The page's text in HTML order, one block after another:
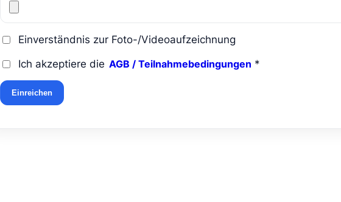
Einverständnis zur Foto-/Videoaufzeichnung
Ich akzeptiere die AGB / Teilnahmebedingungen *